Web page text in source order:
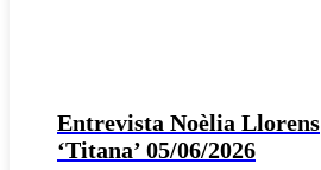
Entrevista Noèlia Llorens
‘Titana’ 05/06/2026